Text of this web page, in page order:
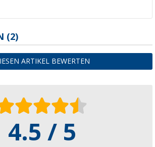
(2)
ARTIKEL BEWERTEN
4.5 / 5